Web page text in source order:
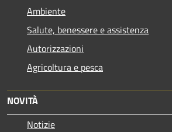
Ambiente
Salute, benessere e assistenza
Autorizzazioni
Agricoltura e pesca
NOVITÀ
Notizie